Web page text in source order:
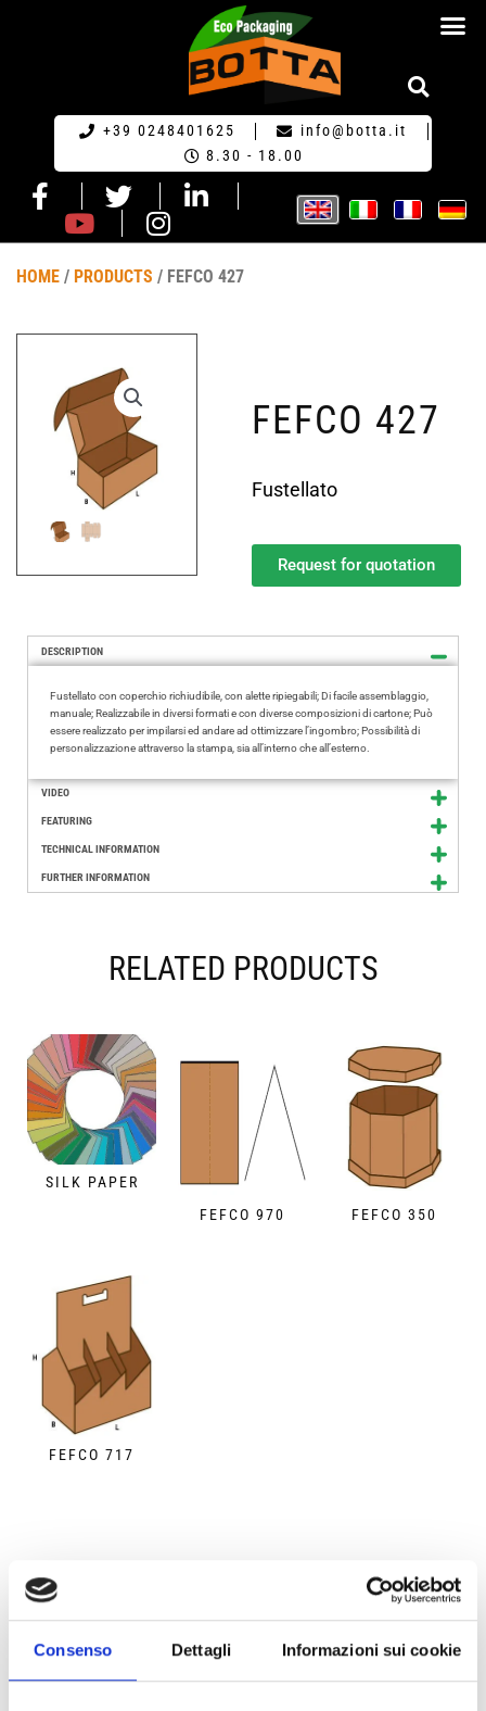
Consenso Dettagli Informazioni sui cookie
+39 0248401625
info@botta.it
8.30 - 18.00
HOME / PRODUCTS / FEFCO 427
FEFCO 427
Fustellato
Request for quotation
DESCRIPTION
Fustellato con coperchio richiudibile, con alette ripiegabili; Di facile assemblaggio,
manuale; Realizzabile in diversi formati e con diverse composizioni di cartone; Può
essere realizzato per impilarsi ed andare ad ottimizzare l’ingombro; Possibilità di
personalizzazione attraverso la stampa, sia all’interno che all’esterno.
VIDEO
FEATURING
TECHNICAL INFORMATION
FURTHER INFORMATION
RELATED PRODUCTS
SILK PAPER
FEFCO 970
FEFCO 350
FEFCO 717
Frequently Asked Questions – BOTTA
EcoPackaging